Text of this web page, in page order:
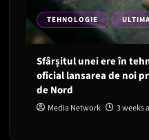
TEHNOLOGIE
Sfârșitul unei ere în
oficial lansarea de noi
de Nord
Media Network 3 weeks